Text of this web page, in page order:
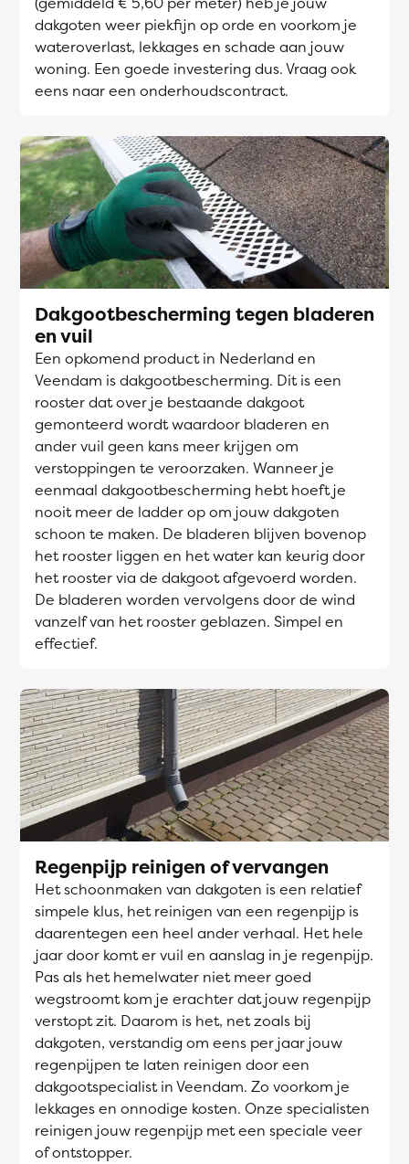
dakgoten weer piekfijn op orde en voorkom je
wateroverlast, lekkages en schade aan jouw
woning. Een goede investering dus. Vraag ook
eens naar een onderhoudscontract.
Dakgootbescherming tegen bladeren
en vuil
Een opkomend product in Nederland en
Veendam is dakgootbescherming. Dit is een
rooster dat over je bestaande dakgoot
gemonteerd wordt waardoor bladeren en
ander vuil geen kans meer krijgen om
verstoppingen te veroorzaken. Wanneer je
eenmaal dakgootbescherming hebt hoeft je
nooit meer de ladder op om jouw dakgoten
schoon te maken. De bladeren blijven bovenop
het rooster liggen en het water kan keurig door
het rooster via de dakgoot afgevoerd worden.
De bladeren worden vervolgens door de wind
vanzelf van het rooster geblazen. Simpel en
effectief.
Regenpijp reinigen of vervangen
Het schoonmaken van dakgoten is een relatief
simpele klus, het reinigen van een regenpijp is
daarentegen een heel ander verhaal. Het hele
jaar door komt er vuil en aanslag in je regenpijp.
Pas als het hemelwater niet meer goed
wegstroomt kom je erachter dat jouw regenpijp
verstopt zit. Daarom is het, net zoals bij
dakgoten, verstandig om eens per jaar jouw
regenpijpen te laten reinigen door een
dakgootspecialist in Veendam. Zo voorkom je
lekkages en onnodige kosten. Onze specialisten
reinigen jouw regenpijp met een speciale veer
of ontstopper.